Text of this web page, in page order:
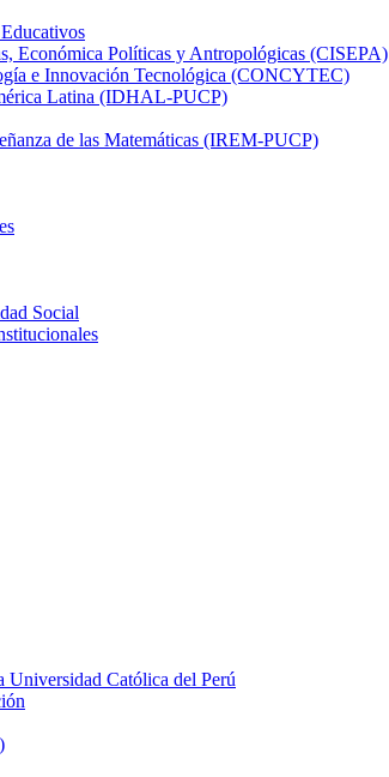
Económica Políticas y Antropológicas (CISEPA)
e Innovación Tecnológica (CONCYTEC)
Latina (IDHAL-PUCP)
de las Matemáticas (IREM-PUCP)
Social
Católica del Perú